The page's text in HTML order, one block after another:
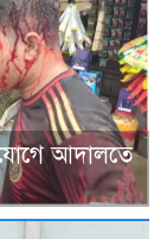
আদালতে